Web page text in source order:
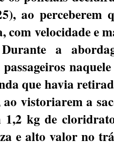
ao perceberem
com velocidade e
a
que havia
vistoriarem a
1,2 kg de
e alto valor no